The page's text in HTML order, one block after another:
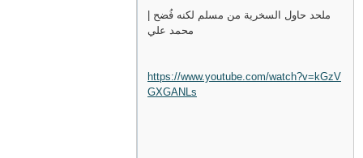
ملحد حاول السخرية من مسلم لكنه فُضح |
محمد علي
https://www.youtube.com/watch?v=kGzV
GXGANLs